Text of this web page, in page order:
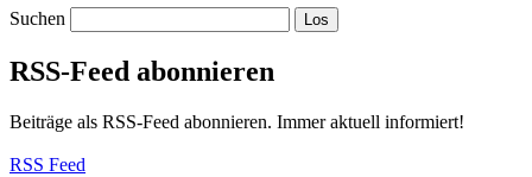
Suchen
RSS-Feed abonnieren
Beiträge als RSS-Feed abonnieren. Immer aktuell informiert!
RSS Feed